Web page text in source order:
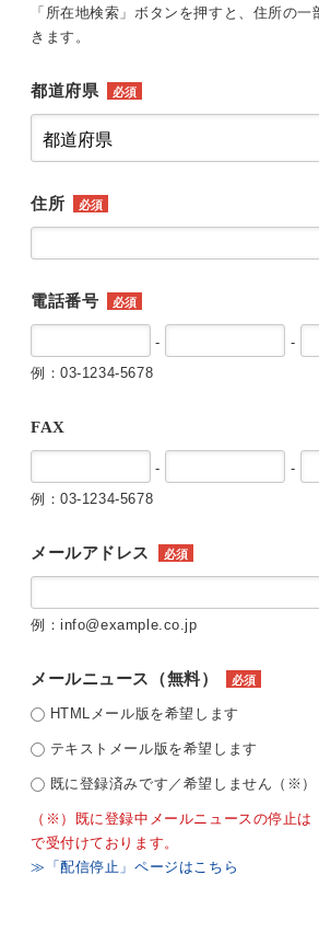
「所在地検索」ボタンを押すと、住所の
きます。
都道府県 必須
住所 必須
電話番号 必須
-
-
例：03-1234-5678
FAX
-
-
例：03-1234-5678
メールアドレス 必須
例：info@example.co.jp
メールニュース（無料） 必須
HTMLメール版を希望します
テキストメール版を希望します
既に登録済みです／希望しません（※）
（※）既に登録中メールニュースの停止は
で受付けております。
≫「配信停止」ページはこちら